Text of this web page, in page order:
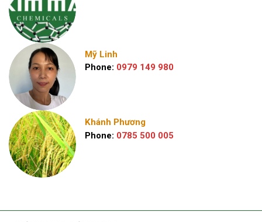
Mỹ Linh
Phone: 0979 149 980
Khánh Phương
Phone: 0785 500 005